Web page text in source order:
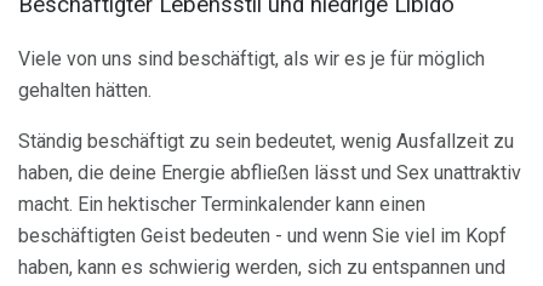
Viele von uns sind beschäftigt, als wir es je für möglich
gehalten hätten.
Ständig beschäftigt zu sein bedeutet, wenig Ausfallzeit zu
haben, die deine Energie abfließen lässt und Sex unattraktiv
macht. Ein hektischer Terminkalender kann einen
beschäftigten Geist bedeuten - und wenn Sie viel im Kopf
haben, kann es schwierig werden, sich zu entspannen und